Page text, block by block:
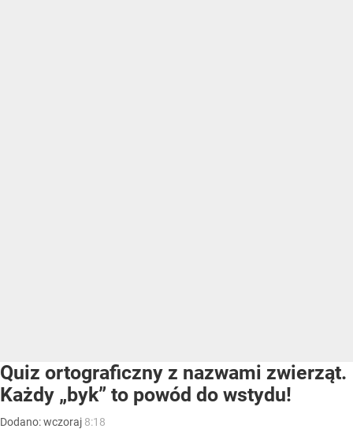
Quiz ortograficzny z nazwami zwierząt.
Każdy „byk” to powód do wstydu!
Dodano:wczoraj 8:18